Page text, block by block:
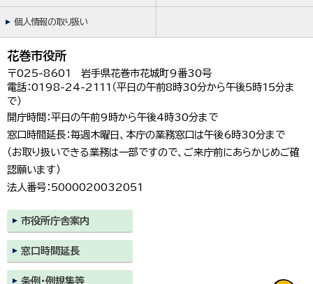
個人情報の取り扱い
花巻市役所
〒025-8601 岩手県花巻市花城町9番30号
電話：0198-24-2111（平日の午前8時30分から午後5時15分ま
で）
開庁時間：平日の午前9時から午後4時30分まで
窓口時間延長：毎週木曜日、本庁の業務窓口は午後6時30分まで
（お取り扱いできる業務は一部ですので、ご来庁前にあらかじめご確
認願います）
法人番号：5000020032051
市役所庁舎案内
窓口時間延長
条例・例規集等